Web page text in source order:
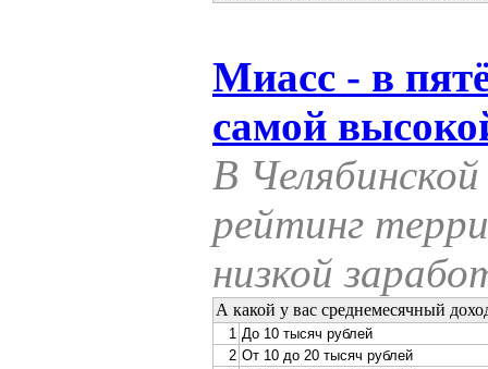
Миасс - в
самой
В
рейтинг
низкой
А какой у вас среднемесячный
1 До 10 тысяч рублей
2 От 10 до 20 тысяч рублей